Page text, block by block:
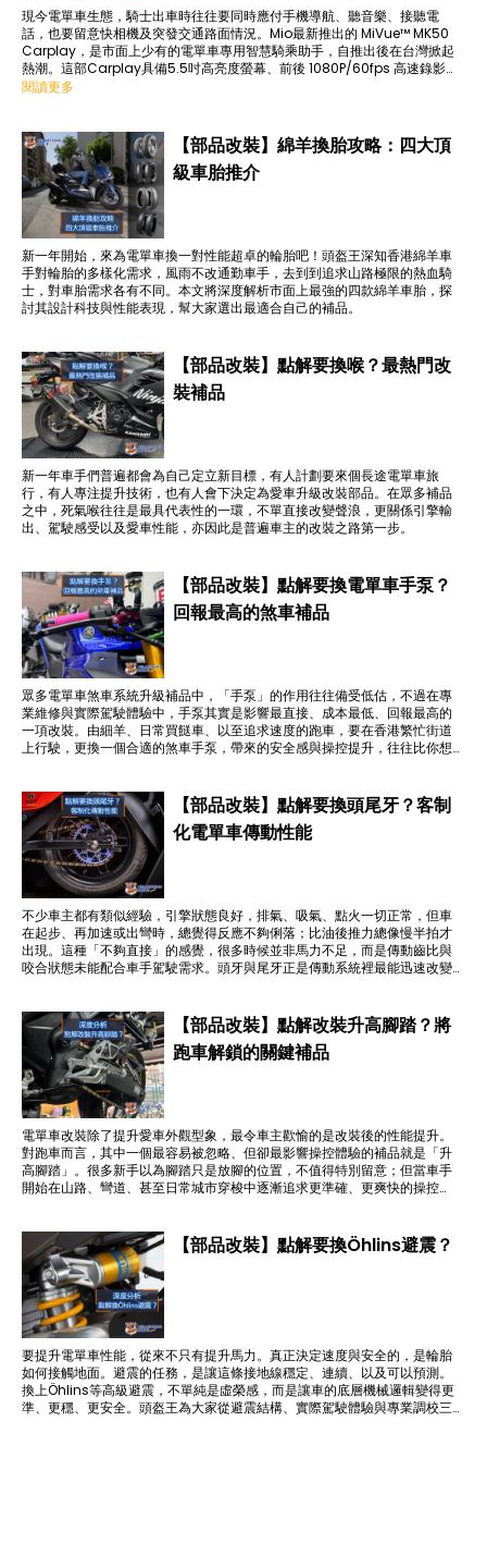
現今電單車生態，騎士出車時往往要同時應付手機導航、聽音樂、接聽電
話，也要留意快相機及突發交通路面情況。Mio最新推出的 MiVue™ MK50
Carplay，是市面上少有的電單車專用智慧騎乘助手，自推出後在台灣掀起
熱潮。這部Carplay具備5.5吋高亮度螢幕、前後 1080P/60fps 高速錄影，
更首創了「分割畫面」功能，保證將駕駛體驗提高整整一個層級。
閱讀更多
【部品改裝】綿羊換胎攻略：四大頂
級車胎推介
新一年開始，來為電單車換一對性能超卓的輪胎吧！頭盔王深知香港綿羊車
手對輪胎的多樣化需求，風雨不改通勤車手，去到到追求山路極限的熱血騎
士，對車胎需求各有不同。本文將深度解析市面上最強的四款綿羊車胎，探
討其設計科技與性能表現，幫大家選出最適合自己的補品。
【部品改裝】點解要換喉？最熱門改
裝補品
新一年車手們普遍都會為自己定立新目標，有人計劃要來個長途電單車旅
行，有人專注提升技術，也有人會下決定為愛車升級改裝部品。在眾多補品
之中，死氣喉往往是最具代表性的一環，不單直接改變聲浪，更關係引擎輸
出、駕駛感受以及愛車性能，亦因此是普遍車主的改裝之路第一步。
【部品改裝】點解要換電單車手泵？
回報最高的煞車補品
眾多電單車煞車系統升級補品中，「手泵」的作用往往備受低估，不過在專
業維修與實際駕駛體驗中，手泵其實是影響最直接、成本最低、回報最高的
一項改裝。由細羊、日常買餸車、以至追求速度的跑車，要在香港繁忙街道
上行駛，更換一個合適的煞車手泵，帶來的安全感與操控提升，往往比你想
【部品改裝】點解要換頭尾牙？客制
化電單車傳動性能
不少車主都有類似經驗，引擎狀態良好，排氣、吸氣、點火一切正常，但車
在起步、再加速或出彎時，總覺得反應不夠俐落；比油後推力總像慢半拍才
出現。這種「不夠直接」的感覺，很多時候並非馬力不足，而是傳動齒比與
咬合狀態未能配合車手駕駛需求。頭牙與尾牙正是傳動系統裡最能迅速改變
【部品改裝】點解改裝升高腳踏？將
跑車解鎖的關鍵補品
電單車改裝除了提升愛車外觀型象，最令車主歡愉的是改裝後的性能提升。
對跑車而言，其中一個最容易被忽略、但卻最影響操控體驗的補品就是「升
高腳踏」。很多新手以為腳踏只是放腳的位置，不值得特別留意；但當車手
開始在山路、彎道、甚至日常城市穿梭中逐漸追求更準確、更爽快的操控
【部品改裝】點解要換Öhlins避震？
要提升電單車性能，從來不只有提升馬力。真正決定速度與安全的，是輪胎
如何接觸地面。避震的任務，是讓這條接地線穩定、連續、以及可以預測。
換上Öhlins等高級避震，不單純是虛榮感，而是讓車的底層機械邏輯變得更
準、更穩、更安全。頭盔王為大家從避震結構、實際駕駛體驗與專業調校三